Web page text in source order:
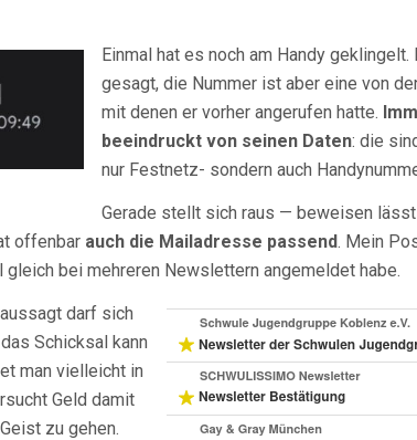
Einmal hat es noch am Handy geklingelt.
gesagt, die Nummer ist aber eine von
mit denen er vorher angerufen hatte.
beeindruckt von seinen Daten: die
nur Festnetz- sondern auch
Gerade stellt sich raus — beweisen
offenbar auch die Mailadresse passend. Mein
bei mehreren Newslettern angemeldet habe.
darf sich
Schicksal kann
man vielleicht in
Geld damit
zu gehen.